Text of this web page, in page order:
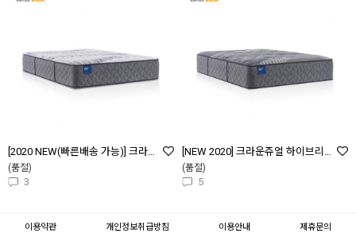
(품절)
3
(품절)
5
이용약관 개인정보취급방침 이용안내 제휴문의